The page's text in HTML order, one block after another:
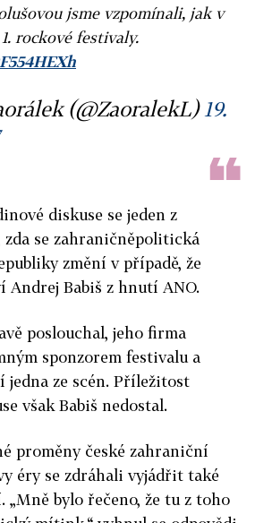
jsme vzpomínali, jak v
rockové festivaly.
(@ZaoralekL) 19.
diskuse se jeden z
zda se zahraničněpolitická
změní v případě, že
Andrej Babiš z hnutí ANO.
poslouchal, jeho firma
sponzorem festivalu a
jedna ze scén. Příležitost
však Babiš nedostal.
proměny české zahraniční
éry se zdráhali vyjádřit také
bylo řečeno, že tu z toho